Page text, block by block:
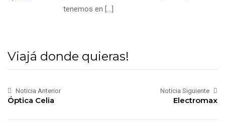
tenemos en […]
Viajá donde quieras!
Noticia Anterior
Óptica Celia
Noticia Siguiente
Electromax